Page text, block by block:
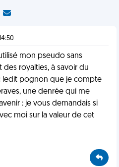
mon pseudo sans
royalties, à savoir du
ledit pognon que je compte
une denrée qui me
: je vous demandais si
moi sur la valeur de cet